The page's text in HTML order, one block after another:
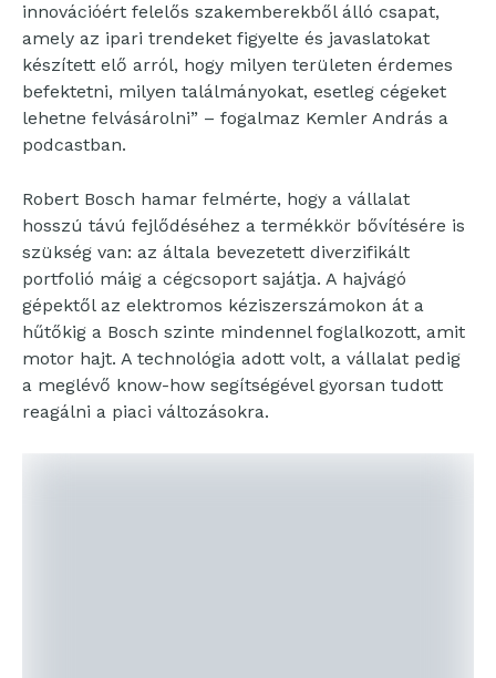
innovációért felelős szakemberekből álló csapat,
amely az ipari trendeket figyelte és javaslatokat
készített elő arról, hogy milyen területen érdemes
befektetni, milyen találmányokat, esetleg cégeket
lehetne felvásárolni” – fogalmaz Kemler András a
podcastban.
Robert Bosch hamar felmérte, hogy a vállalat
hosszú távú fejlődéséhez a termékkör bővítésére is
szükség van: az általa bevezetett diverzifikált
portfolió máig a cégcsoport sajátja. A hajvágó
gépektől az elektromos kéziszerszámokon át a
hűtőkig a Bosch szinte mindennel foglalkozott, amit
motor hajt. A technológia adott volt, a vállalat pedig
a meglévő know-how segítségével gyorsan tudott
reagálni a piaci változásokra.